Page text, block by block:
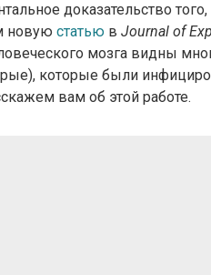
доказательство
новую статью в Journal of
мозга видны
которые были
вам об этой работе.